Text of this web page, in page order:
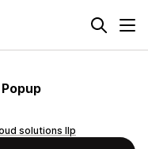
solutions llp